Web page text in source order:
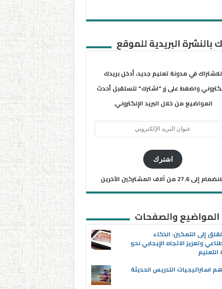
بالنشرة البريدية للموقع
للاشتراك في مدونة تعليم جديد، أدخل بريدك
واضغط على زر "اشترك" لتستقبل أحدث
المواضيع من خلال البريد الإلكتروني.
اشترك
إلى 27.6 من آلاف المشتركين الآخرين
المواضيع والصفحات
إلى التمكين: الذكاء
وتعزيز الاتجاه الإيجابي نحو
استراتيجيات التدريس الحديثة